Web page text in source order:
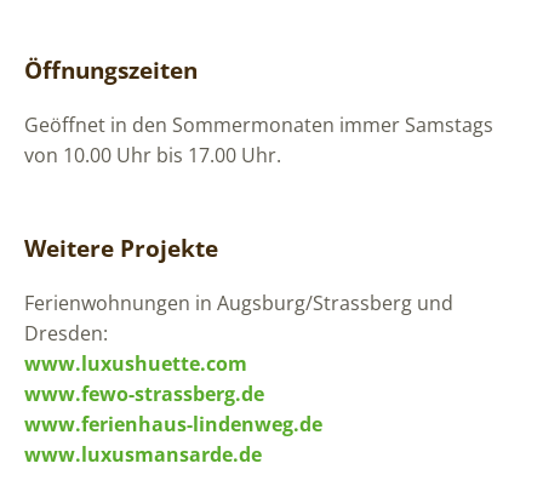
Öffnungszeiten
Geöffnet in den Sommermonaten immer Samstags
von 10.00 Uhr bis 17.00 Uhr.
Weitere Projekte
Ferienwohnungen in Augsburg/Strassberg und
Dresden:
www.luxushuette.com
www.fewo-strassberg.de
www.ferienhaus-lindenweg.de
www.luxusmansarde.de